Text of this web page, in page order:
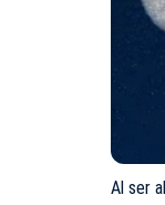
Al ser